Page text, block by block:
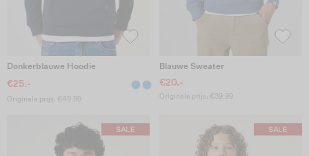
Donkerblauwe Hoodie
€25.-
Originele prijs: €49.99
Blauwe Sweater
€20.-
Originele prijs: €39.99